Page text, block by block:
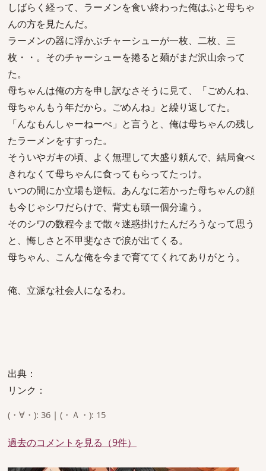
しばらく経って、ラーメンを食い終わった俺はふと母ちゃ
んの方を見たんだ。
ラーメンの器に浮かぶチャーシューが一枚、二枚、三
枚・・。そのチャーシューを捲ると麺がまだ沢山余って
た。
母ちゃんは俺の方を申し訳なさそうに見て、「ごめんね、
母ちゃんもう年だから。ごめんね」と繰り返してた。
「んなもんしゃーねーべ」と言うと、俺は母ちゃんの残し
たラーメンをすすった。
そういやガキの頃、よく無理して大盛り頼んで、結局食べ
きれなくて母ちゃんに食ってもらってたっけ。
いつの間にか立場も逆転。あんなに若かった母ちゃんの顔
も今じゃシワだらけで、背丈も頭一個分違う。
そのシワの数程今まで散々迷惑掛けたんだろうなって思う
と、悔しさと不甲斐なさで涙が出てくる。
母ちゃん、こんな俺を今まで育ててくれてありがとう。
俺、立派な社会人になるわ。
出典：
リンク：
(・∀・): 36 | (・Ａ・): 15
過去のコメントを見る（9件）